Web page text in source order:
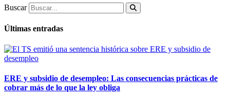
Buscar
Últimas entradas
ERE y subsidio de desempleo: Las consecuencias prácticas de
cobrar más de lo que la ley obliga